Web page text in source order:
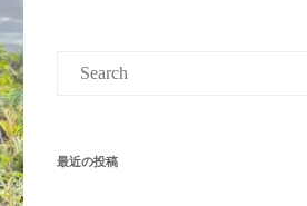
最近の投稿